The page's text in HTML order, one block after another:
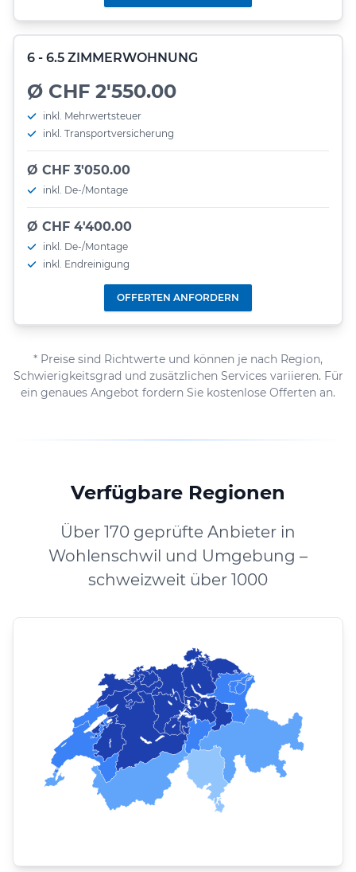
6 - 6.5 ZIMMERWOHNUNG
Ø CHF 2'550.00
inkl. Mehrwertsteuer
inkl. Transportversicherung
Ø CHF 3'050.00
inkl. De-/Montage
Ø CHF 4'400.00
inkl. De-/Montage
inkl. Endreinigung
OFFERTEN ANFORDERN
* Preise sind Richtwerte und können je nach Region,
Schwierigkeitsgrad und zusätzlichen Services variieren. Für
ein genaues Angebot fordern Sie kostenlose Offerten an.
Verfügbare Regionen
Über 170 geprüfte Anbieter in
Wohlenschwil und Umgebung –
schweizweit über 1000